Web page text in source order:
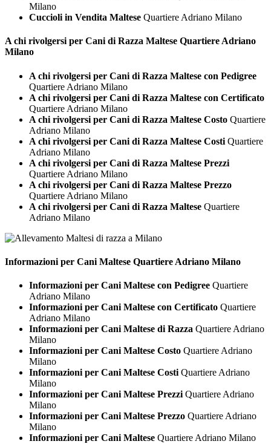
Milano
Cuccioli in Vendita Maltese Quartiere Adriano Milano
A chi rivolgersi per Cani di Razza Maltese Quartiere Adriano
Milano
A chi rivolgersi per Cani di Razza Maltese con Pedigree
Quartiere Adriano Milano
A chi rivolgersi per Cani di Razza Maltese con Certificato
Quartiere Adriano Milano
A chi rivolgersi per Cani di Razza Maltese Costo Quartiere
Adriano Milano
A chi rivolgersi per Cani di Razza Maltese Costi Quartiere
Adriano Milano
A chi rivolgersi per Cani di Razza Maltese Prezzi
Quartiere Adriano Milano
A chi rivolgersi per Cani di Razza Maltese Prezzo
Quartiere Adriano Milano
A chi rivolgersi per Cani di Razza Maltese Quartiere
Adriano Milano
Informazioni per Cani Maltese Quartiere Adriano Milano
Informazioni per Cani Maltese con Pedigree Quartiere
Adriano Milano
Informazioni per Cani Maltese con Certificato Quartiere
Adriano Milano
Informazioni per Cani Maltese di Razza Quartiere Adriano
Milano
Informazioni per Cani Maltese Costo Quartiere Adriano
Milano
Informazioni per Cani Maltese Costi Quartiere Adriano
Milano
Informazioni per Cani Maltese Prezzi Quartiere Adriano
Milano
Informazioni per Cani Maltese Prezzo Quartiere Adriano
Milano
Informazioni per Cani Maltese Quartiere Adriano Milano